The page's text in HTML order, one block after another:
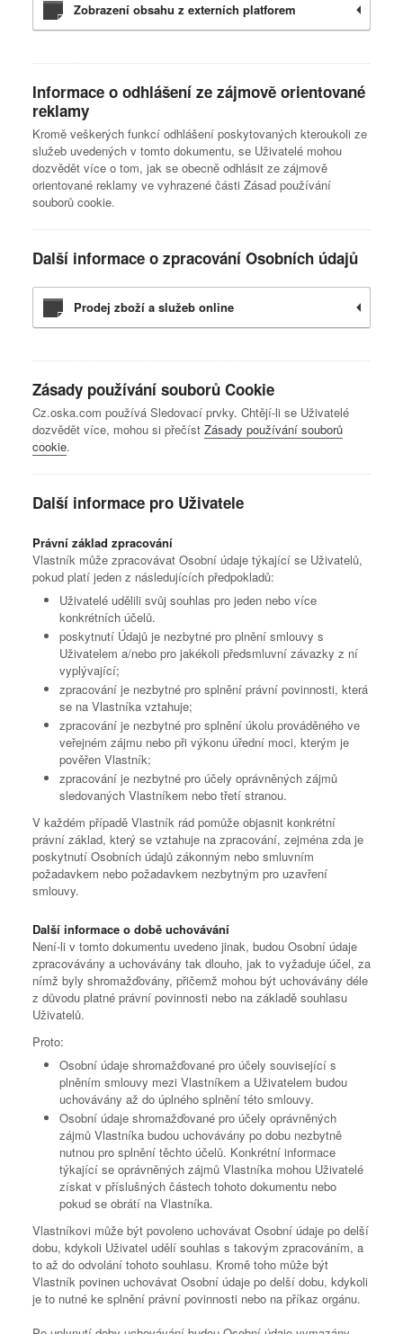
Zobrazení obsahu z externích platforem
Informace o odhlášení ze zájmově orientované
reklamy
Kromě veškerých funkcí odhlášení poskytovaných kteroukoli ze
služeb uvedených v tomto dokumentu, se Uživatelé mohou
dozvědět více o tom, jak se obecně odhlásit ze zájmově
orientované reklamy ve vyhrazené části Zásad používání
souborů cookie.
Další informace o zpracování Osobních údajů
Prodej zboží a služeb online
Zásady používání souborů Cookie
Cz.oska.com používá Sledovací prvky. Chtějí-li se Uživatelé
dozvědět více, mohou si přečíst Zásady používání souborů
cookie.
Další informace pro Uživatele
Právní základ zpracování
Vlastník může zpracovávat Osobní údaje týkající se Uživatelů,
pokud platí jeden z následujících předpokladů:
Uživatelé udělili svůj souhlas pro jeden nebo více
konkrétních účelů.
poskytnutí Údajů je nezbytné pro plnění smlouvy s
Uživatelem a/nebo pro jakékoli předsmluvní závazky z ní
vyplývající;
zpracování je nezbytné pro splnění právní povinnosti, která
se na Vlastníka vztahuje;
zpracování je nezbytné pro splnění úkolu prováděného ve
veřejném zájmu nebo při výkonu úřední moci, kterým je
pověřen Vlastník;
zpracování je nezbytné pro účely oprávněných zájmů
sledovaných Vlastníkem nebo třetí stranou.
V každém případě Vlastník rád pomůže objasnit konkrétní
právní základ, který se vztahuje na zpracování, zejména zda je
poskytnutí Osobních údajů zákonným nebo smluvním
požadavkem nebo požadavkem nezbytným pro uzavření
smlouvy.
Další informace o době uchovávání
Není-li v tomto dokumentu uvedeno jinak, budou Osobní údaje
zpracovávány a uchovávány tak dlouho, jak to vyžaduje účel, za
nímž byly shromažďovány, přičemž mohou být uchovávány déle
z důvodu platné právní povinnosti nebo na základě souhlasu
Uživatelů.
Proto:
Osobní údaje shromažďované pro účely související s
plněním smlouvy mezi Vlastníkem a Uživatelem budou
uchovávány až do úplného splnění této smlouvy.
Osobní údaje shromažďované pro účely oprávněných
zájmů Vlastníka budou uchovávány po dobu nezbytně
nutnou pro splnění těchto účelů. Konkrétní informace
týkající se oprávněných zájmů Vlastníka mohou Uživatelé
získat v příslušných částech tohoto dokumentu nebo
pokud se obrátí na Vlastníka.
Vlastníkovi může být povoleno uchovávat Osobní údaje po delší
dobu, kdykoli Uživatel udělí souhlas s takovým zpracováním, a
to až do odvolání tohoto souhlasu. Kromě toho může být
Vlastník povinen uchovávat Osobní údaje po delší dobu, kdykoli
je to nutné ke splnění právní povinnosti nebo na příkaz orgánu.